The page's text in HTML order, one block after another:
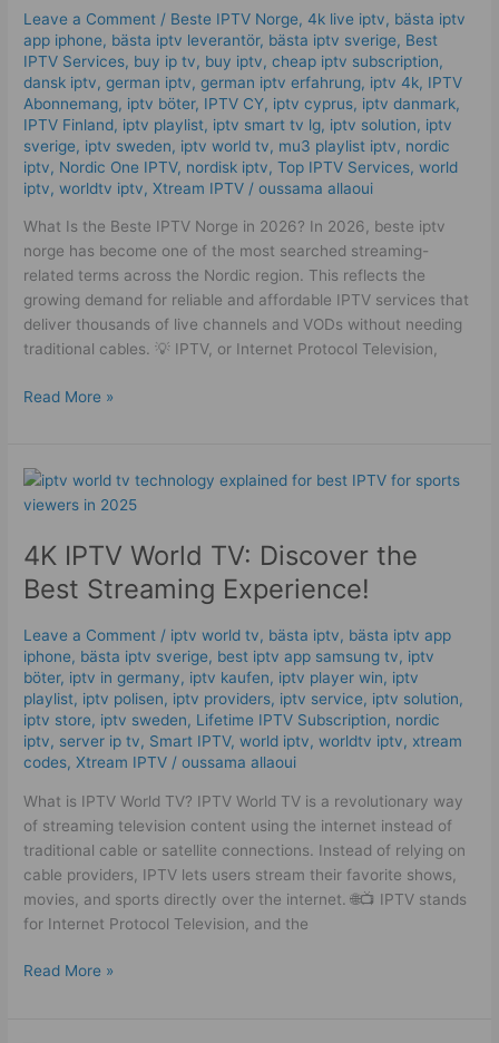
Leave a Comment / Beste IPTV Norge,4k live iptv​, bästa iptv
app iphone, bästa iptv leverantör, bästa iptv sverige, Best
IPTV Services, buy ip tv, buy iptv,cheap iptv subscription,
dansk iptv​,german iptv,german iptv erfahrung​, iptv 4k, IPTV
Abonnemang, iptv böter, IPTV CY, iptv cyprus, iptv danmark,
IPTV Finland, iptv playlist, iptv smart tv lg, iptv solution, iptv
sverige​, iptv sweden, iptv world tv, mu3 playlist iptv, nordic
iptv, Nordic One IPTV, nordisk iptv,Top IPTV Services,world
iptv,worldtv iptv,Xtream IPTV /oussama allaoui
What Is the Beste IPTV Norge in 2026? In 2026, beste iptv
norge has become one of the most searched streaming-
related terms across the Nordic region. This reflects the
growing demand for reliable and affordable IPTV services that
deliver thousands of live channels and VODs without needing
traditional cables. 💡 IPTV, or Internet Protocol Television,
Why
Users
Trust
It
in
2026
Read More »
4K IPTV World TV: Discover the
Best Streaming Experience!
Leave a Comment / iptv world tv, bästa iptv, bästa iptv app
iphone, bästa iptv sverige, best iptv app samsung tv, iptv
böter, iptv in germany, iptv kaufen, iptv player win, iptv
playlist, iptv polisen, iptv providers, iptv service, iptv solution,
iptv store, iptv sweden, Lifetime IPTV Subscription, nordic
iptv, server ip tv, Smart IPTV,world iptv,worldtv iptv, xtream
codes,Xtream IPTV /oussama allaoui
What is IPTV World TV? IPTV World TV is a revolutionary way
of streaming television content using the internet instead of
traditional cable or satellite connections. Instead of relying on
cable providers, IPTV lets users stream their favorite shows,
movies, and sports directly over the internet. 🌐📺 IPTV stands
for Internet Protocol Television, and the
4K
IPTV
TV:
Discover
the
Best
Streaming
Experience!
Read More »